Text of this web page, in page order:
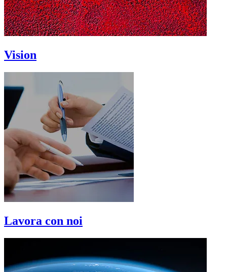
Vision
Lavora con noi